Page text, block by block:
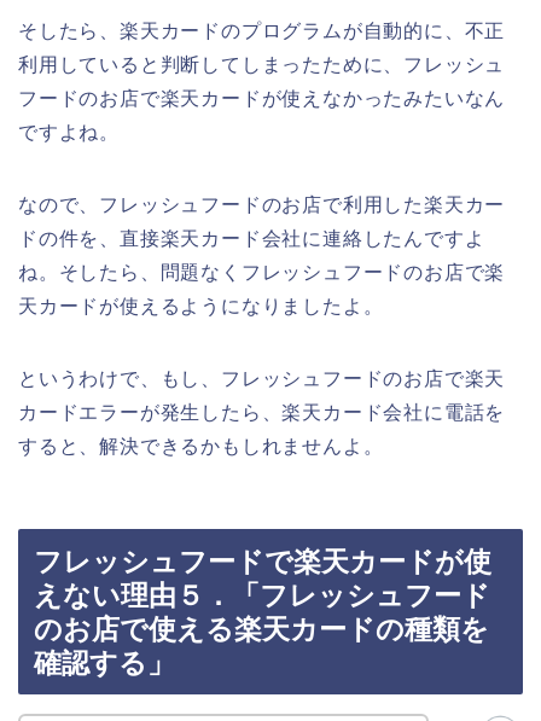
そしたら、楽天カードのプログラムが自動的に、不正
利用していると判断してしまったために、フレッシュ
フードのお店で楽天カードが使えなかったみたいなん
ですよね。
なので、フレッシュフードのお店で利用した楽天カー
ドの件を、直接楽天カード会社に連絡したんですよ
ね。そしたら、問題なくフレッシュフードのお店で楽
天カードが使えるようになりましたよ。
というわけで、もし、フレッシュフードのお店で楽天
カードエラーが発生したら、楽天カード会社に電話を
すると、解決できるかもしれませんよ。
フレッシュフードで楽天カードが使
えない理由５．「フレッシュフード
のお店で使える楽天カードの種類を
確認する」